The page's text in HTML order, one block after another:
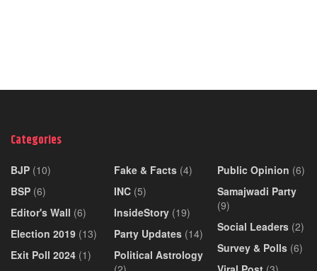
Categories
BJP (10)
BSP (6)
Editor's Wall (6)
Election 2019 (13)
Exit Poll 2024 (1)
Fake & Facts (4)
INC (5)
InsideStory (19)
Party Updates (14)
Political Astrology
Public Opinion (6)
Samajwadi Party
(9)
Social Leaders (2)
Survey & Polls (6)